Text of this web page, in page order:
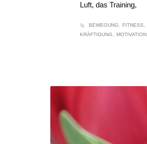
Luft, das Training,
BEWEGUNG FITNESS
KRÄFTIGUNG
MOTIVATION